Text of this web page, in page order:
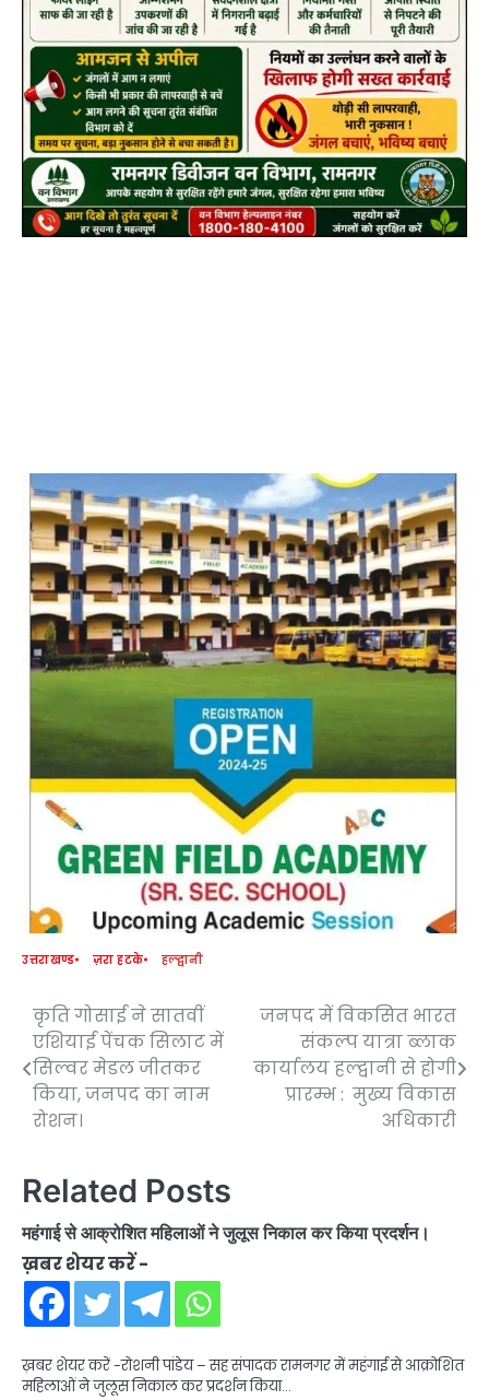
उत्तराखण्ड ज़रा हटके हल्द्वानी
Post
navigation
कृति गोसाई ने सातवीं
एशियाई पेंचक सिलाट में
सिल्वर मेडल जीतकर
किया, जनपद का नाम
रोशन।
जनपद में विकसित भारत
संकल्प यात्रा ब्लाक
कार्यालय हल्द्वानी से होगी
प्रारम्भ : मुख्य विकास
अधिकारी
Related Posts
महंगाई से आक्रोशित महिलाओं ने जुलूस निकाल कर किया प्रदर्शन।
ख़बर शेयर करें -
ख़बर शेयर करें -रोशनी पांडेय – सह संपादक रामनगर में महंगाई से आक्रोशित
महिलाओं ने जुलूस निकाल कर प्रदर्शन किया…